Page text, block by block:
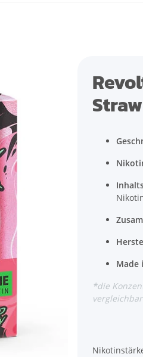
Made
*die